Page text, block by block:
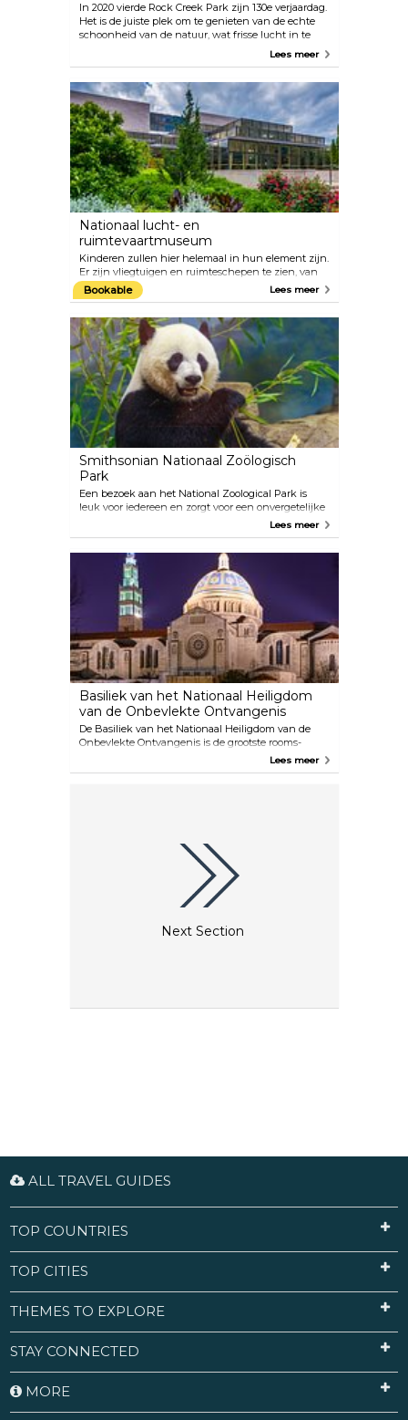
In 2020 vierde Rock Creek Park zijn 130e verjaardag.
Het is de juiste plek om te genieten van de echte
schoonheid van de natuur, wat frisse lucht in te
ademen en rond te dwalen omringd doorLees meer
Nationaal lucht- en
ruimtevaartmuseum
Kinderen zullen hier helemaal in hun element zijn.
Er zijn vliegtuigen en ruimteschepen te zien, van
Amelia Earhart's Lockheed tot spitfires uit de
Tweede Wereldoorlog, evenals heropvoeringen van
Het bevat ook een IMAX-bioscoop, simulatoren en
een planetarium.
Bookable Lees meer
Smithsonian Nationaal Zoölogisch
Park
Een bezoek aan het National Zoological Park is
leuk voor iedereen en zorgt voor een onvergetelijke
ervaring voor elk gezinslid! Als je langskomt en een
paar uur in het park doorbrengt, kun je wilde
eigen persoonlijke gids hebben.
Lees meer
Basiliek van het Nationaal Heiligdom
van de Onbevlekte Ontvangenis
De Basiliek van het Nationaal Heiligdom van de
Onbevlekte Ontvangenis is de grootste rooms-
katholieke kerk in de Verenigde Staten van
Amerika. Dit gebouw is een prachtig gebouw dat
Lees meer
Next Section
ALL TRAVEL GUIDES
TOP COUNTRIES
TOP CITIES
THEMES TO EXPLORE
STAY CONNECTED
MORE